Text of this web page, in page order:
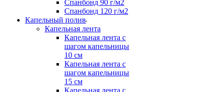
Спанбонд 90 г/м2
Спанбонд 120 г/м2
Капельный полив
Капельная лента
Капельная лента с
шагом капельницы
10 см
Капельная лента с
шагом капельницы
15 см
Капельная лента с